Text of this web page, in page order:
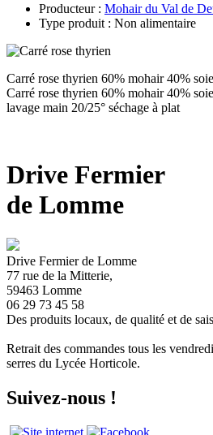
Producteur : Mohair du Val de
Type produit : Non alimentaire
Carré rose thyrien 60% mohair 40%
Carré rose thyrien 60% mohair 40%
lavage main 20/25° séchage à plat
Drive Fermier
de Lomme
Drive Fermier de Lomme
77 rue de la Mitterie,
59463 Lomme
06 29 73 45 58
Des produits locaux, de qualité et de
Retrait des commandes tous les
serres du Lycée Horticole.
Suivez-nous !